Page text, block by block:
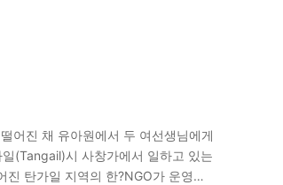
어진 채 유아원에서 두 여선생님에게
(Tangail)시 사창가에서 일하고 있는
탄가일 지역의 한?NGO가 운영하